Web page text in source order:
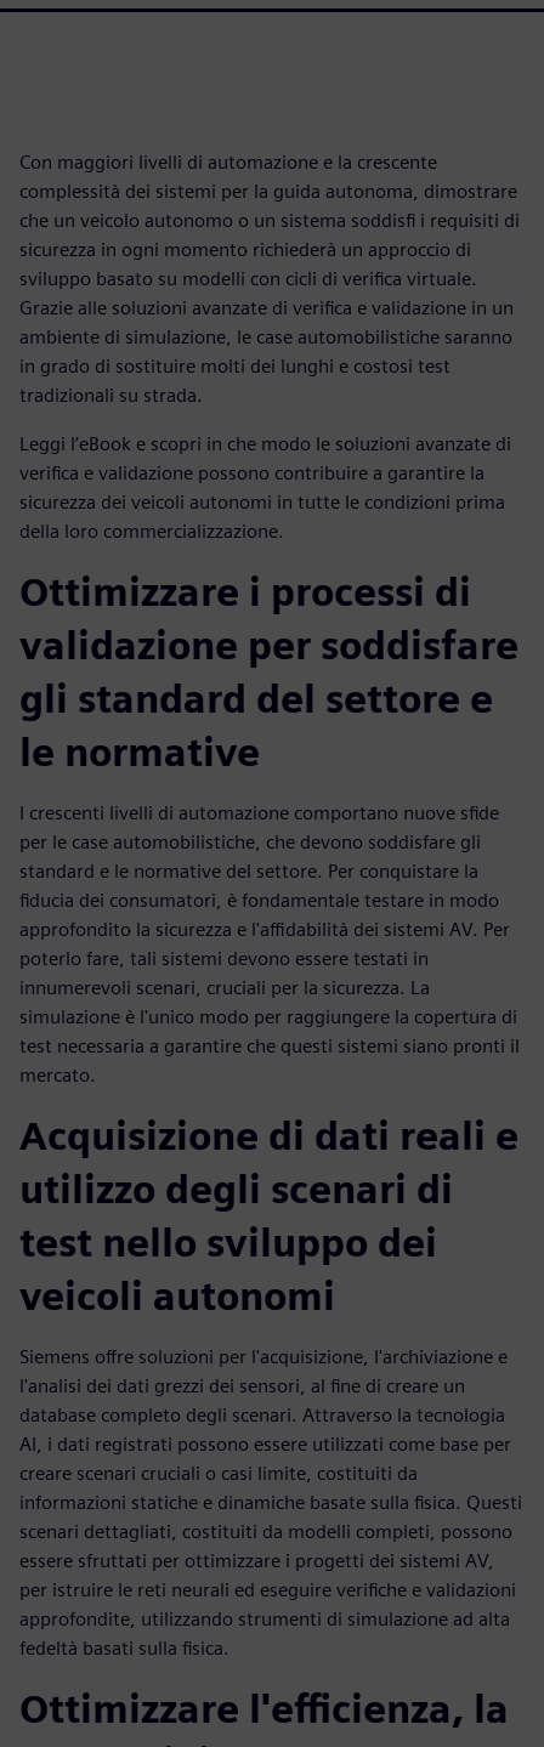
Con maggiori livelli di automazione e la crescente
complessità dei sistemi per la guida autonoma, dimostrare
che un veicolo autonomo o un sistema soddisfi i requisiti di
sicurezza in ogni momento richiederà un approccio di
sviluppo basato su modelli con cicli di verifica virtuale.
Grazie alle soluzioni avanzate di verifica e validazione in un
ambiente di simulazione, le case automobilistiche saranno
in grado di sostituire molti dei lunghi e costosi test
tradizionali su strada.
Leggi l’eBook e scopri in che modo le soluzioni avanzate di
verifica e validazione possono contribuire a garantire la
sicurezza dei veicoli autonomi in tutte le condizioni prima
della loro commercializzazione.
Ottimizzare i processi di
validazione per soddisfare
gli standard del settore e
le normative
I crescenti livelli di automazione comportano nuove sfide
per le case automobilistiche, che devono soddisfare gli
standard e le normative del settore. Per conquistare la
fiducia dei consumatori, è fondamentale testare in modo
approfondito la sicurezza e l'affidabilità dei sistemi AV. Per
poterlo fare, tali sistemi devono essere testati in
innumerevoli scenari, cruciali per la sicurezza. La
simulazione è l'unico modo per raggiungere la copertura di
test necessaria a garantire che questi sistemi siano pronti il
mercato.
Acquisizione di dati reali e
utilizzo degli scenari di
test nello sviluppo dei
veicoli autonomi
Siemens offre soluzioni per l'acquisizione, l'archiviazione e
l'analisi dei dati grezzi dei sensori, al fine di creare un
database completo degli scenari. Attraverso la tecnologia
AI, i dati registrati possono essere utilizzati come base per
creare scenari cruciali o casi limite, costituiti da
informazioni statiche e dinamiche basate sulla fisica. Questi
scenari dettagliati, costituiti da modelli completi, possono
essere sfruttati per ottimizzare i progetti dei sistemi AV,
per istruire le reti neurali ed eseguire verifiche e validazioni
approfondite, utilizzando strumenti di simulazione ad alta
fedeltà basati sulla fisica.
Ottimizzare l'efficienza, la